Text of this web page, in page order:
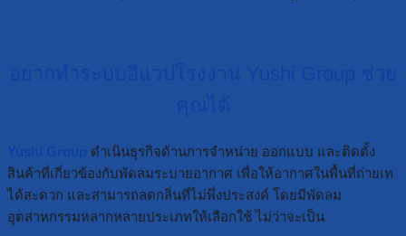
ดำเนินธุรกิจด้านการจำหน่าย ออกแบบ และติดตั้ง
สินค้าที่เกี่ยวข้องกับพัดลมระบายอากาศ เพื่อให้อากาศในพื้นที่ถ่ายเท
ได้สะดวก และสามารถลดกลิ่นที่ไม่พึ่งประสงค์ โดยมีพัดลม
อุตสาหกรรมหลากหลายประเภทให้เลือกใช้ ไม่ว่าจะเป็น